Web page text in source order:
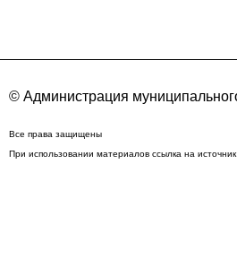
© Администрация
Все права защищены
При использовании материалов ссылка на